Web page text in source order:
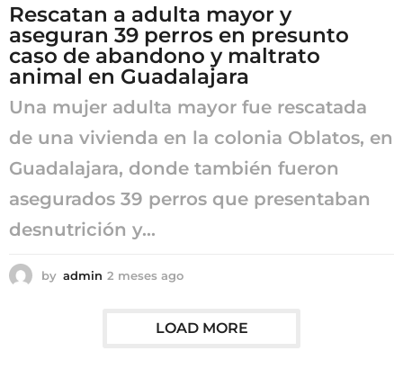
Rescatan a adulta mayor y
aseguran 39 perros en presunto
caso de abandono y maltrato
animal en Guadalajara
Una mujer adulta mayor fue rescatada
de una vivienda en la colonia Oblatos, en
Guadalajara, donde también fueron
asegurados 39 perros que presentaban
desnutrición y...
by admin 2 meses ago
s
LOAD MORE